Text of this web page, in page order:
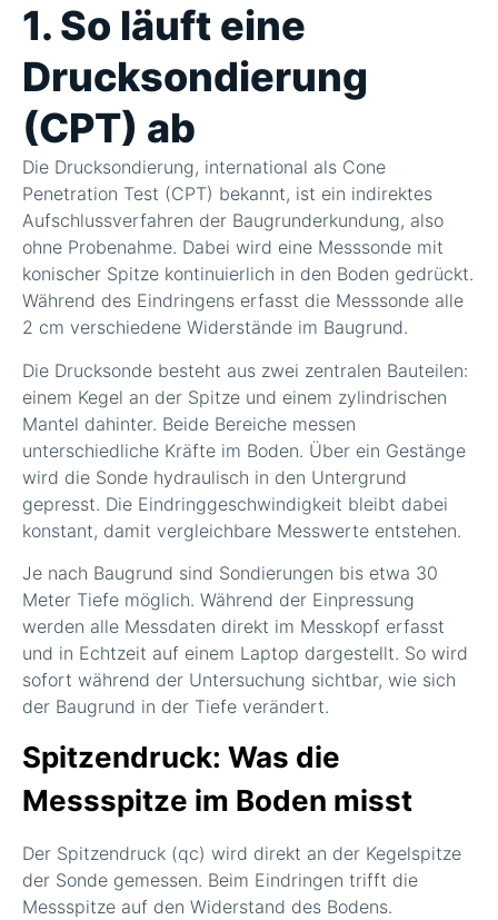
1. So läuft eine
Drucksondierung
(CPT) ab
Die Drucksondierung, international als Cone
Penetration Test (CPT) bekannt, ist ein indirektes
Aufschlussverfahren der Baugrunderkundung, also
ohne Probenahme. Dabei wird eine Messsonde mit
konischer Spitze kontinuierlich in den Boden gedrückt.
Während des Eindringens erfasst die Messsonde alle
2 cm verschiedene Widerstände im Baugrund.
Die Drucksonde besteht aus zwei zentralen Bauteilen:
einem Kegel an der Spitze und einem zylindrischen
Mantel dahinter. Beide Bereiche messen
unterschiedliche Kräfte im Boden. Über ein Gestänge
wird die Sonde hydraulisch in den Untergrund
gepresst. Die Eindringgeschwindigkeit bleibt dabei
konstant, damit vergleichbare Messwerte entstehen.
Je nach Baugrund sind Sondierungen bis etwa 30
Meter Tiefe möglich. Während der Einpressung
werden alle Messdaten direkt im Messkopf erfasst
und in Echtzeit auf einem Laptop dargestellt. So wird
sofort während der Untersuchung sichtbar, wie sich
der Baugrund in der Tiefe verändert.
Spitzendruck: Was die
Messspitze im Boden misst
Der Spitzendruck (qc) wird direkt an der Kegelspitze
der Sonde gemessen. Beim Eindringen trifft die
Messspitze auf den Widerstand des Bodens.